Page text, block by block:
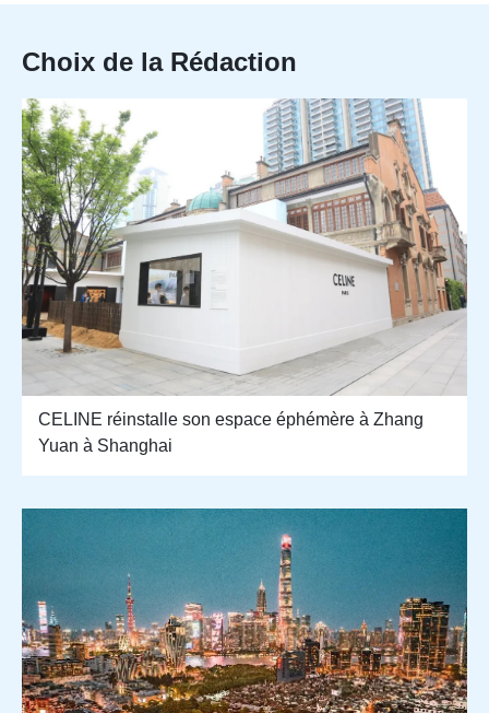
Choix de la Rédaction
CELINE réinstalle son espace éphémère à Zhang
Yuan à Shanghai